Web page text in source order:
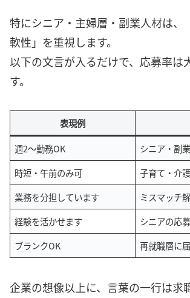
特にシニア・主婦層・副業人材は、
軟性」を重視します。
以下の文言が入るだけで、応募率は
す。
表現例
週2〜勤務OK
シニア・副
時短・午前のみ可
子育て・介
業務を分担しています
ミスマッチ
経験を活かせます
シニアの応
ブランクOK
再就職層に
企業の想像以上に、言葉の一行は求